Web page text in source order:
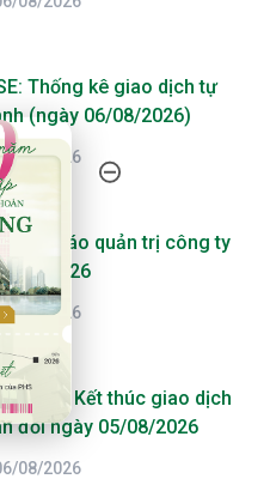
Thống kê giao dịch tự
(ngày 06/08/2026)
08/2026
Báo cáo quản trị công ty
niên 2026
08/2026
Kết thúc giao dịch
đổi ngày 05/08/2026
08/2026
- Công Ty Chứng Khoán Phú